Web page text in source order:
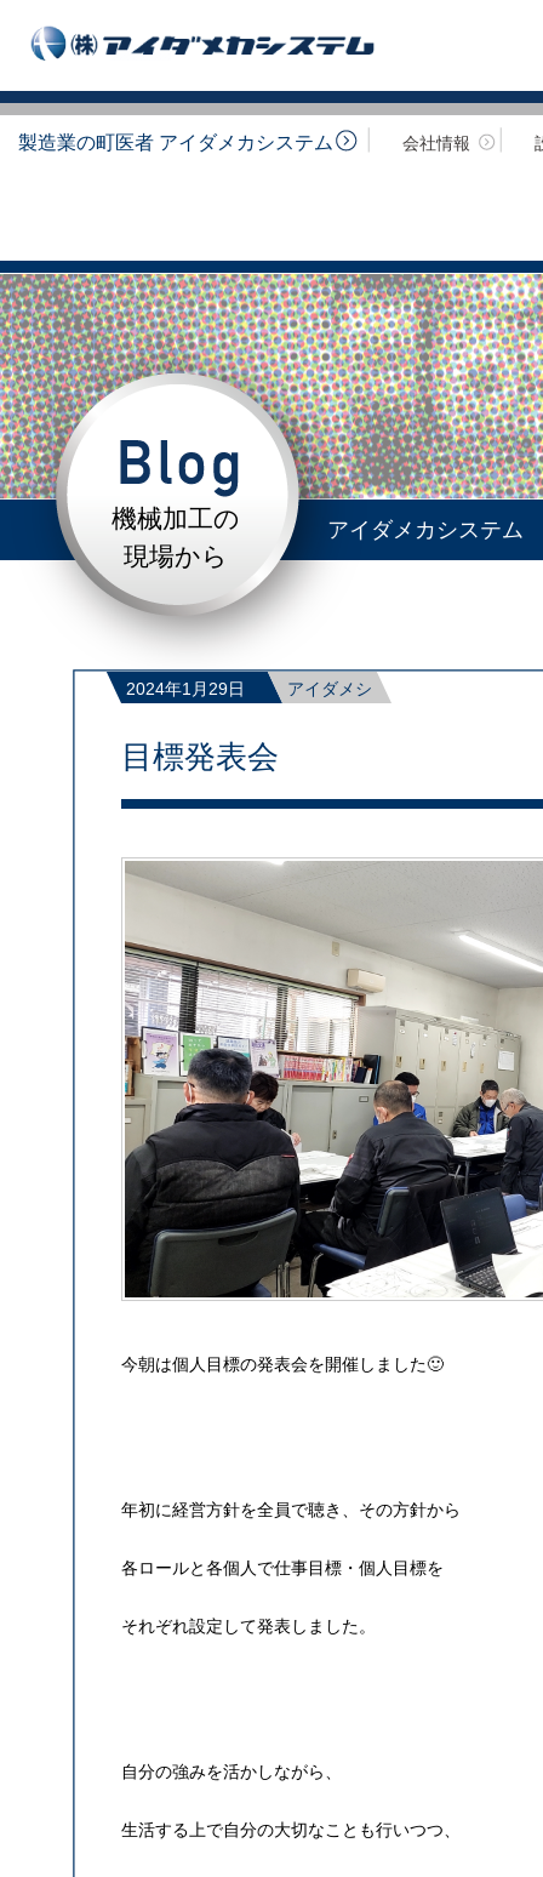
製造業の町医者 アイダメカシステム 会社情報
機械加工の
現場から
アイダメカシステム
2024年1月29日 アイダメシ
目標発表会
今朝は個人目標の発表会を開催しました🙂
年初に経営方針を全員で聴き、その方針から
各ロールと各個人で仕事目標・個人目標を
それぞれ設定して発表しました。
自分の強みを活かしながら、
生活する上で自分の大切なことも行いつつ、